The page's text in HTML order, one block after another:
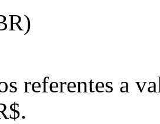
referentes a